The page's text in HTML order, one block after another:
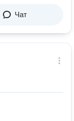
Чат